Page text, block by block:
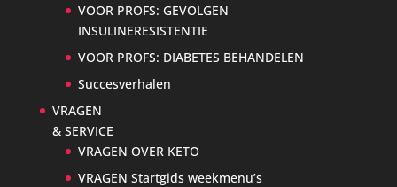
VOOR PROFS: GEVOLGEN
INSULINERESISTENTIE
VOOR PROFS: DIABETES BEHANDELEN
Succesverhalen
VRAGEN
& SERVICE
VRAGEN OVER KETO
VRAGEN Startgids weekmenu’s